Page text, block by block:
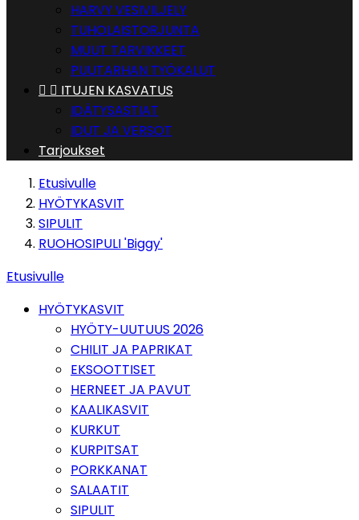
HARVY VESIVILJELY
TUHOLAISTORJUNTA
MUUT TARVIKKEET
PUUTARHAN TYÖKALUT
  ITUJEN KASVATUS
IDÄTYSASTIAT
IDUT JA VERSOT
Tarjoukset
Etusivulle
HYÖTYKASVIT
SIPULIT
RUOHOSIPULI 'Biggy'
Etusivulle
HYÖTYKASVIT
HYÖTY-UUTUUS 2026
CHILIT JA PAPRIKAT
EKSOOTTISET
HERNEET JA PAVUT
KAALIKASVIT
KURKUT
KURPITSAT
PORKKANAT
SALAATIT
SIPULIT